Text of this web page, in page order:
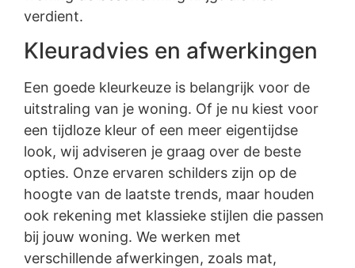
verdient.
Kleuradvies en afwerkingen
Een goede kleurkeuze is belangrijk voor de
uitstraling van je woning. Of je nu kiest voor
een tijdloze kleur of een meer eigentijdse
look, wij adviseren je graag over de beste
opties. Onze ervaren schilders zijn op de
hoogte van de laatste trends, maar houden
ook rekening met klassieke stijlen die passen
bij jouw woning. We werken met
verschillende afwerkingen, zoals mat,